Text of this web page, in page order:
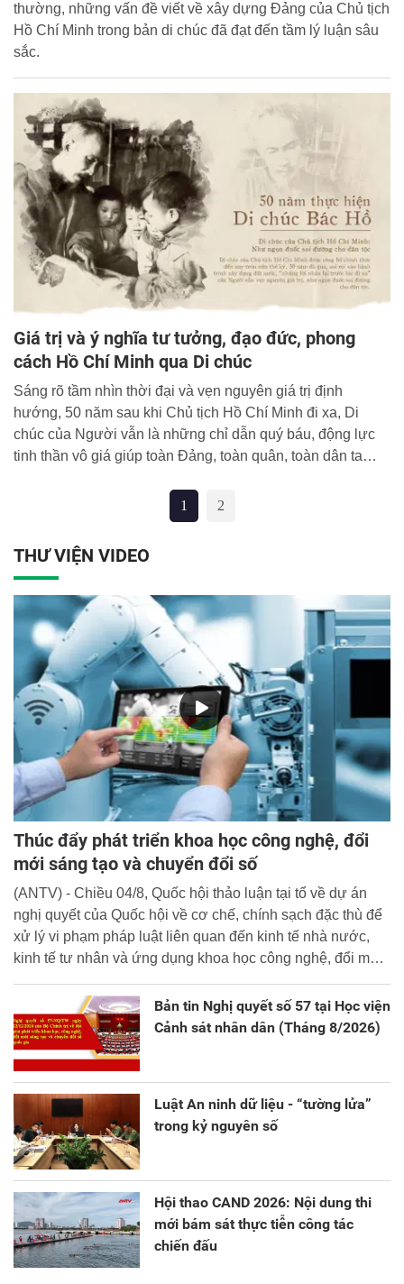
thường, những vấn đề viết về xây dựng Đảng của Chủ tịch
Hồ Chí Minh trong bản di chúc đã đạt đến tầm lý luận sâu
sắc.
Giá trị và ý nghĩa tư tưởng, đạo đức, phong
cách Hồ Chí Minh qua Di chúc
Sáng rõ tầm nhìn thời đại và vẹn nguyên giá trị định
hướng, 50 năm sau khi Chủ tịch Hồ Chí Minh đi xa, Di
chúc của Người vẫn là những chỉ dẫn quý báu, động lực
tinh thần vô giá giúp toàn Đảng, toàn quân, toàn dân ta
để xây dựng và bảo vệ Tổ quốc Việt Nam xã hội chủ nghĩa
1 2
THƯ VIỆN VIDEO
Thúc đẩy phát triển khoa học công nghệ, đổi
mới sáng tạo và chuyển đổi số
(ANTV) - Chiều 04/8, Quốc hội thảo luận tại tổ về dự án
nghị quyết của Quốc hội về cơ chế, chính sạch đặc thù để
xử lý vi phạm pháp luật liên quan đến kinh tế nhà nước,
kinh tế tư nhân và ứng dụng khoa học công nghệ, đổi mới
Bản tin Nghị quyết số 57 tại Học viện
Cảnh sát nhân dân (Tháng 8/2026)
Luật An ninh dữ liệu - “tường lửa”
trong kỷ nguyên số
Hội thao CAND 2026: Nội dung thi
mới bám sát thực tiễn công tác
chiến đấu